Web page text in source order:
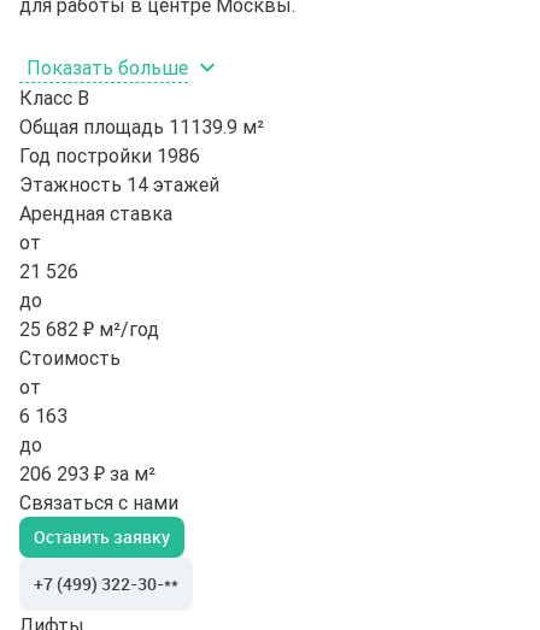
для работы в центре Москвы.
Показать больше
Класс B
Общая площадь 11139.9 м²
Год постройки 1986
Этажность 14 этажей
Арендная ставка
от
21 526
до
25 682 ₽ м²/год
Стоимость
от
6 163
до
206 293 ₽ за м²
Связаться с нами
Оставить заявку
+7 (499) 322-30-**